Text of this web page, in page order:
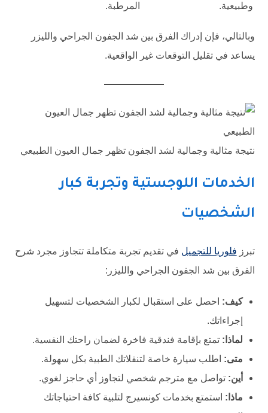
وطبيعية.
المرطبة.
وبالتالي، فإن إدراك الفرق بين شد الجفون الجراحي والليزر
يساعد في تقليل التوقعات غير الواقعية.
نتيجة مثالية وجمالية لشد الجفون تظهر جمال العيون الطبيعي
الخدمات اللوجستية وتجربة كبار
الشخصيات
تبرز فلوريا للتجميل في تقديم تجربة متكاملة تتجاوز مجرد شرح
الفرق بين شد الجفون الجراحي والليزر:
كيف: احصل على استقبال لكبار الشخصيات لتسهيل
إجراءاتك.
لماذا: تمتع بإقامة فندقية فاخرة لضمان راحتك النفسية.
متى: اطلب سيارة خاصة لتنقلاتك الطبية بكل سهولة.
أين: تواصل مع مترجم شخصي لتجاوز أي حاجز لغوي.
ماذا: استمتع بخدمات كونسيرج لتلبية كافة احتياجاتك